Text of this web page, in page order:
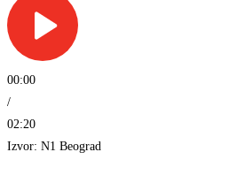
00:00
/
02:20
Izvor: N1 Beograd